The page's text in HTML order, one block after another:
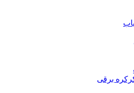
برقی